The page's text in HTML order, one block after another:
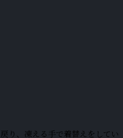
り、凍える手で着替えをしてい